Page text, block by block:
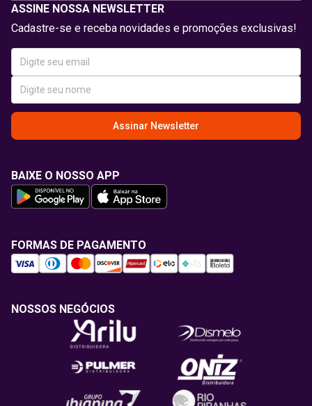
ASSINE NOSSA NEWSLETTER
Cadastre-se e receba novidades e promoções exclusivas!
Assinar Newsletter
BAIXE O NOSSO APP
FORMAS DE PAGAMENTO
NOSSOS NEGÓCIOS